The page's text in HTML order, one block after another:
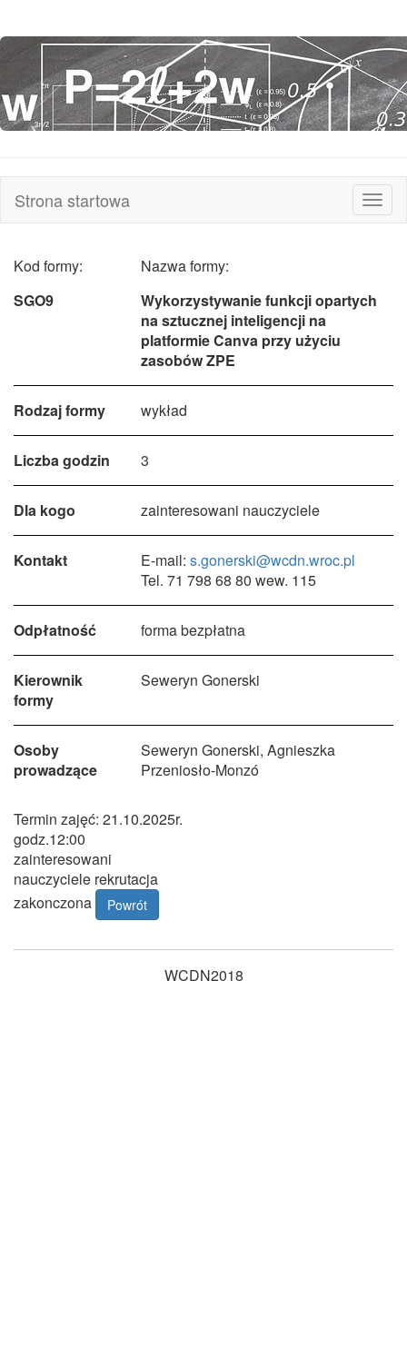
Strona startowa
Kod formy:
SGO9
Nazwa formy:
Wykorzystywanie funkcji opartych
na sztucznej inteligencji na
platformie Canva przy użyciu
zasobów ZPE
Rodzaj formy wykład
Liczba godzin 3
Dla kogo zainteresowani nauczyciele
Kontakt E-mail: s.gonerski@wcdn.wroc.pl
Tel. 71 798 68 80 wew. 115
Odpłatność forma bezpłatna
Kierownik
formy
Seweryn Gonerski
Osoby
prowadzące
Seweryn Gonerski, Agnieszka
Przeniosło-Monzó
Termin zajęć: 21.10.2025r.
godz.12:00
zainteresowani
nauczyciele rekrutacja
zakonczona
Powrót
WCDN2018